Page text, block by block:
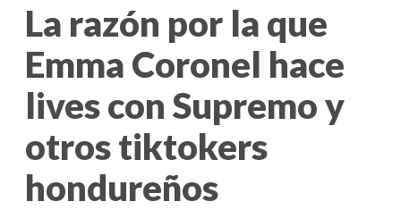
La razón por la que
Emma Coronel hace
lives con Supremo y
otros tiktokers
hondureños